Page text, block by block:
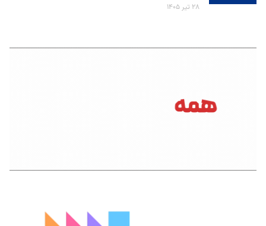
۲۸ تیر ۱۴۰۵